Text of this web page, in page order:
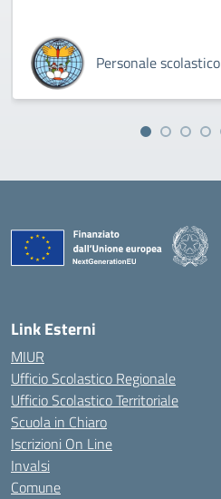
Personale scolastico
Link Esterni
MIUR
Ufficio Scolastico Regionale
Ufficio Scolastico Territoriale
Scuola in Chiaro
Iscrizioni On Line
Invalsi
Comune